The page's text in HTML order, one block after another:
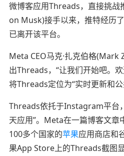
微博客应用Threads，直接挑战
on Musk)接手以来，推特经历
已离开该平台。
Meta CEO马克·扎克伯格
出Threads，“让我们开始吧。
将Threads定位为“实时更新和公
Threads依托于Instagram平台
天应用”。Meta在一篇博客文
100多个国家的苹果应用商店和
果App Store上的Threads截图